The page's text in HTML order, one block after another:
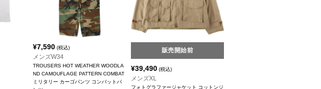
¥7,590 (税込)
メンズW34
TROUSERS HOT WEATHER WOODLA
ND CAMOUFLAGE PATTERN COMBAT
ミリタリー カーゴパンツ コンバットパ
販売開始前
¥39,490 (税込)
メンズXL
フォトグラファージャケット コットンジ